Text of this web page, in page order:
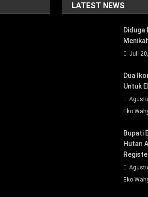
LATEST NEWS
Diduga
Juli
Dua
Untuk
Eko
Bupati
Hutan
Eko